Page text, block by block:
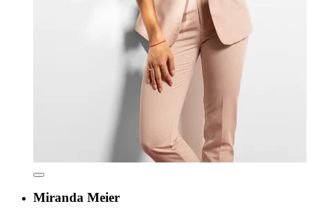
Mehr
Informationen
in
Miranda Meier